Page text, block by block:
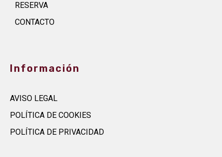
RESERVA
CONTACTO
Información
AVISO LEGAL
POLÍTICA DE COOKIES
POLÍTICA DE PRIVACIDAD